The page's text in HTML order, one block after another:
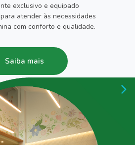
exclusivo e equipado
atender às necessidades
com conforto e qualidade.
Saiba mais